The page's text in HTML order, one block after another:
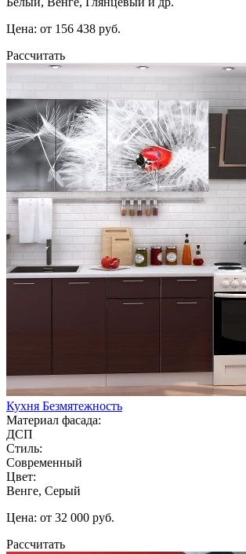
Цена: от 156 438 руб.
Рассчитать
Кухня Безмятежность
Материал фасада:
ДСП
Стиль:
Современный
Цвет:
Венге, Серый
Цена: от 32 000 руб.
Рассчитать